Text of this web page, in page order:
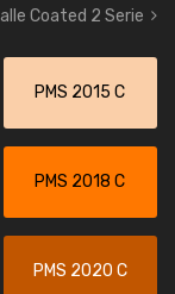
alle Coated 2 Serie
PMS 2015 C
PMS 2018 C
PMS 2020 C